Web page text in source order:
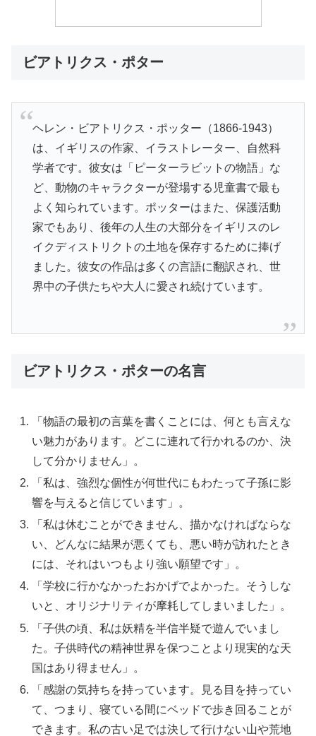
ビアトリクス・ポター
ヘレン・ビアトリクス・ポッター（1866-1943）
は、イギリスの作家、イラストレーター、自然科
学者です。彼女は「ピーターラビットの物語」な
ど、動物のキャラクターが登場する児童書で最も
よく知られています。ポッターはまた、保護活動
家でもあり、後年の人生の大部分をイギリスのレ
イクディストリクトの土地を保存するために捧げ
ました。彼女の作品は多くの言語に翻訳され、世
界中の子供たちや大人に愛され続けています。
ビアトリクス・ポターの名言
「物語の最初の言葉を書くことには、何とも言えな
い魅力があります。どこに連れて行かれるのか、決
して分かりません」。
「私は、強烈な個性が何世代にもわたって子孫に影
響を与えると信じています」。
「私は休むことができません、描かなければならな
い、どんなに結果が悪くても、悪い時が訪れたとき
には、それはいつもより強い願望です」。
「学校に行かなかったおかげでよかった。そうしな
いと、オリジナリティが摩耗してしまいました」。
「子供の頃、私は妖精を半信半疑で遊んでいまし
た。子供時代の精神世界を保つことより現実的な天
国はあり得ません」。
「感謝の気持ちを持っています。見る目を持ってい
て、つまり、寝ている間にベッドで歩き回ることが
できます。私の古い足では決して行けない山や荒地